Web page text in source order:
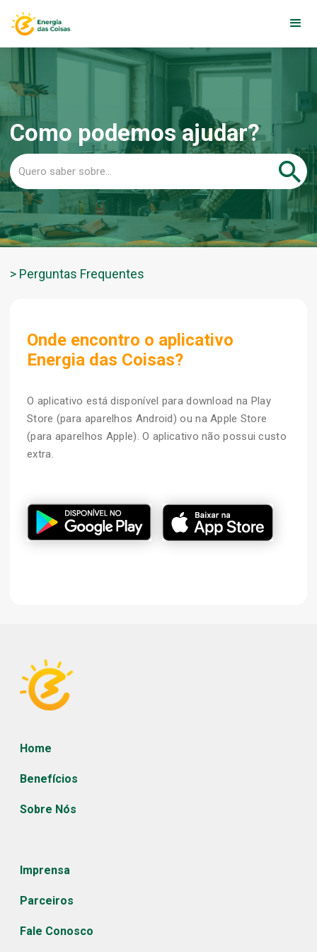
Como podemos ajudar?
> Perguntas Frequentes
Onde encontro o aplicativo
Energia das Coisas?
O aplicativo está disponível para download na Play
Store (para aparelhos Android) ou na Apple Store
(para aparelhos Apple). O aplicativo não possui custo
extra.
Home
Benefícios
Sobre Nós
Imprensa
Parceiros
Fale Conosco